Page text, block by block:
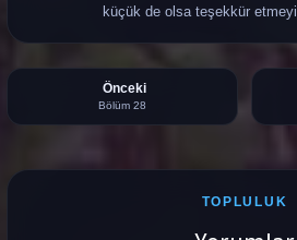
küçük de olsa teşekkür
Önceki
Bölüm 28
TOPLULUK